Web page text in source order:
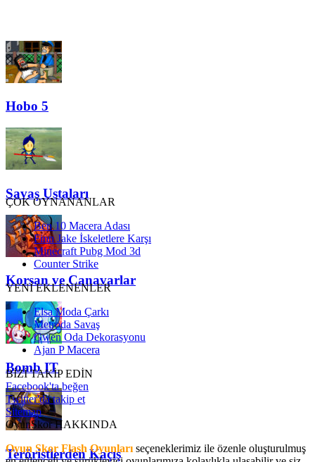
Hobo 5
Savaş Ustaları
Korsan ve Canavarlar
Bomb IT
Teröristlerden Kaçış
ÇOK OYNANANLAR
Ben 10 Macera Adası
Finn Jake İskeletlere Karşı
Minecraft Pubg Mod 3d
Counter Strike
YENİ EKLENENLER
Elsa Moda Çarkı
Metroda Savaş
Gwen Oda Dekorasyonu
Ajan P Macera
BİZİ TAKİP EDİN
Facebook'ta beğen
Twitter'da takip et
Sitemap
OyunSkor HAKKINDA
Oyun Skor Flash Oyunları seçeneklerimiz ile özenle oluşturulmuş